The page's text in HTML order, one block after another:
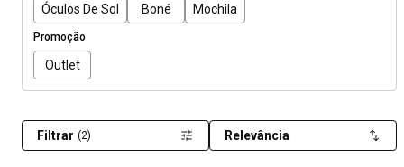
Óculos De Sol Boné Mochila
Promoção
Outlet
Filtrar (2) Relevância